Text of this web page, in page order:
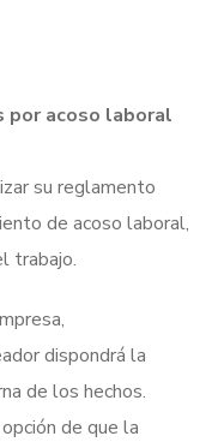
por acoso laboral
su reglamento
de acoso laboral,
trabajo.
dispondrá la
de los hechos.
de que la